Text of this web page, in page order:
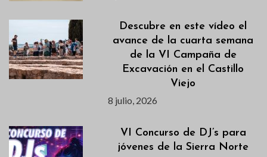
Descubre en este vídeo el
avance de la cuarta semana
de la VI Campaña de
Excavación en el Castillo
Viejo
8 julio, 2026
VI Concurso de DJ’s para
jóvenes de la Sierra Norte